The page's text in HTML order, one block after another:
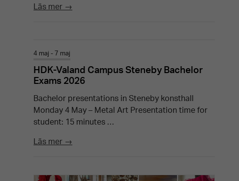
Läs mer →
4 maj - 7 maj
HDK-Valand Campus Steneby Bachelor
Exams 2026
Bachelor presentations in Steneby konsthall
Monday 4 May – Metal Art Presentation time for
student: 15 minutes …
Läs mer →